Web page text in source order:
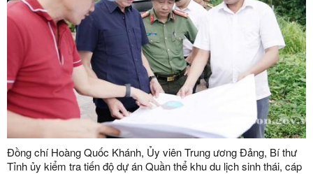
Đồng chí Hoàng Quốc Khánh, Ủy viên Trung ương Đảng, Bí thư
Tỉnh ủy kiểm tra tiến độ dự án Quần thể khu du lịch sinh thái, cáp